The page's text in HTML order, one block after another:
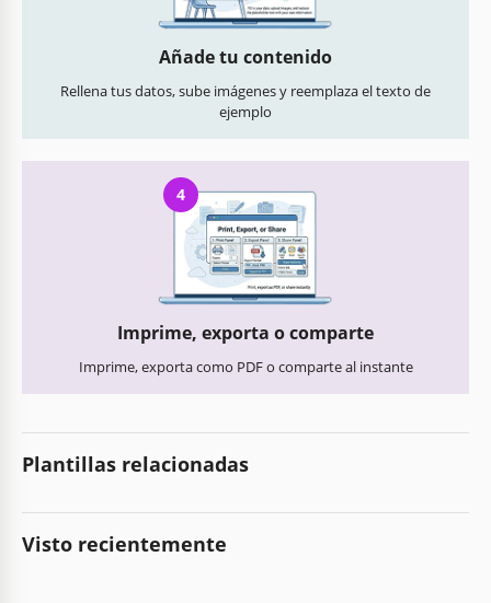
Añade tu contenido
Rellena tus datos, sube imágenes y reemplaza el texto de
ejemplo
4
Imprime, exporta o comparte
Imprime, exporta como PDF o comparte al instante
Plantillas relacionadas
Visto recientemente